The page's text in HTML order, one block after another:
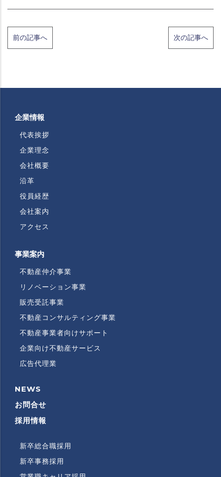
前の記事へ 次の記事へ
企業情報
代表挨拶
企業理念
会社概要
沿革
役員経歴
会社案内
アクセス
事業案内
不動産仲介事業
リノベーション事業
販売受託事業
不動産コンサルティング事業
不動産事業者向けサポート
企業向け不動産サービス
広告代理業
RECRUITMENT
NEWS
お問合せ
採用情報
RECRUITMENT
SUBMENU
新卒総合職採用
新卒事務採用